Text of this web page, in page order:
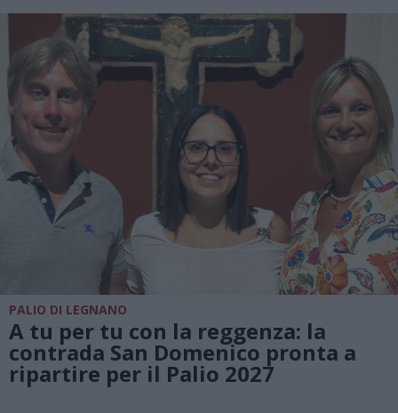
PALIO DI LEGNANO
A tu per tu con la reggenza: la
contrada San Domenico pronta a
ripartire per il Palio 2027